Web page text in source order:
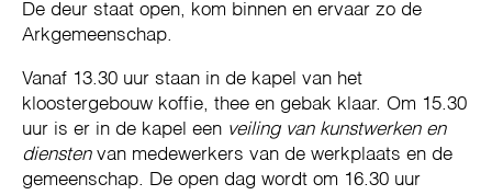
De deur staat open, kom binnen en ervaar zo de
Arkgemeenschap.
Vanaf 13.30 uur staan in de kapel van het
kloostergebouw koffie, thee en gebak klaar. Om 15.30
uur is er in de kapel een veiling van kunstwerken en
dienstenvan medewerkers van de werkplaats en de
gemeenschap. De open dag wordt om 16.30 uur